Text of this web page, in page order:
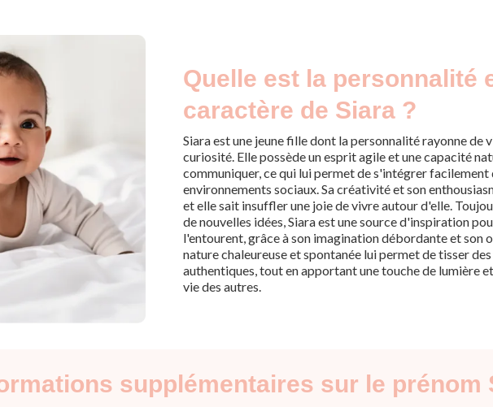
Quelle est la personnalité
caractère de Siara ?
Siara est une jeune fille dont la personnalité rayonne de
curiosité. Elle possède un esprit agile et une capacité
communiquer, ce qui lui permet de s'intégrer facilement
environnements sociaux. Sa créativité et son
et elle sait insuffler une joie de vivre autour d'elle.
de nouvelles idées, Siara est une source d'inspiration
l'entourent, grâce à son imagination débordante et son
nature chaleureuse et spontanée lui permet de tisser
authentiques, tout en apportant une touche de lumière
vie des autres.
supplémentaires sur le prénom